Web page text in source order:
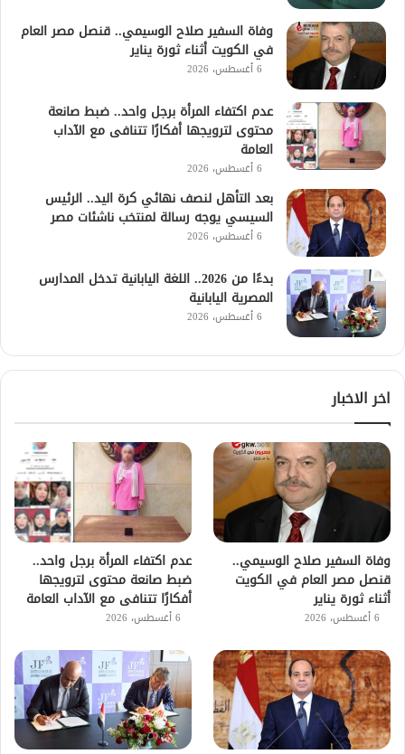
وفاة السفير صلاح الوسيمي.. قنصل مصر العام
في الكويت أثناء ثورة يناير
6 أغسطس، 2026
عدم اكتفاء المرأة برجل واحد.. ضبط صانعة
محتوى لترويجها أفكارًا تتنافى مع الآداب
العامة
6 أغسطس، 2026
بعد التأهل لنصف نهائي كرة اليد.. الرئيس
السيسي يوجه رسالة لمنتخب ناشئات مصر
6 أغسطس، 2026
بدءًا من 2026.. اللغة اليابانية تدخل المدارس
المصرية اليابانية
6 أغسطس، 2026
اخر الاخبار
وفاة السفير صلاح الوسيمي..
قنصل مصر العام في الكويت
أثناء ثورة يناير
6 أغسطس، 2026
عدم اكتفاء المرأة برجل واحد..
ضبط صانعة محتوى لترويجها
أفكارًا تتنافى مع الآداب العامة
6 أغسطس، 2026